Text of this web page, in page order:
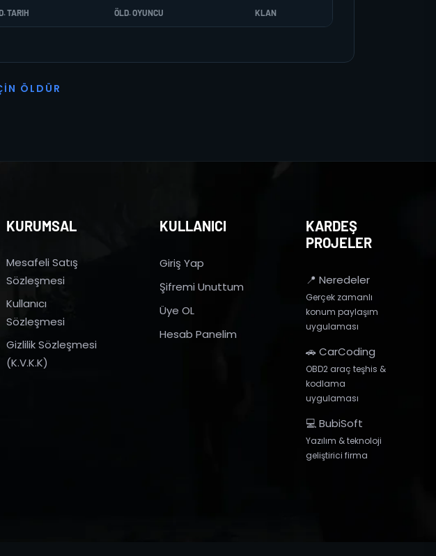
TARIH ÖLD. OYUNCU KLAN
I N Ö L D Ü R
KURUMSAL
Mesafeli Satış
Sözleşmesi
Kullanıcı
Sözleşmesi
Gizlilik Sözleşmesi
(K.V.K.K)
KULLANICI
Giriş Yap
Şifremi Unuttum
Üye OL
Hesab Panelim
KARDEŞ
PROJELER
📍 Neredeler
Gerçek zamanlı
konum paylaşım
uygulaması
🚗 CarCoding
OBD2 araç teşhis &
kodlama
uygulaması
💻 BubiSoft
Yazılım & teknoloji
geliştirici firma